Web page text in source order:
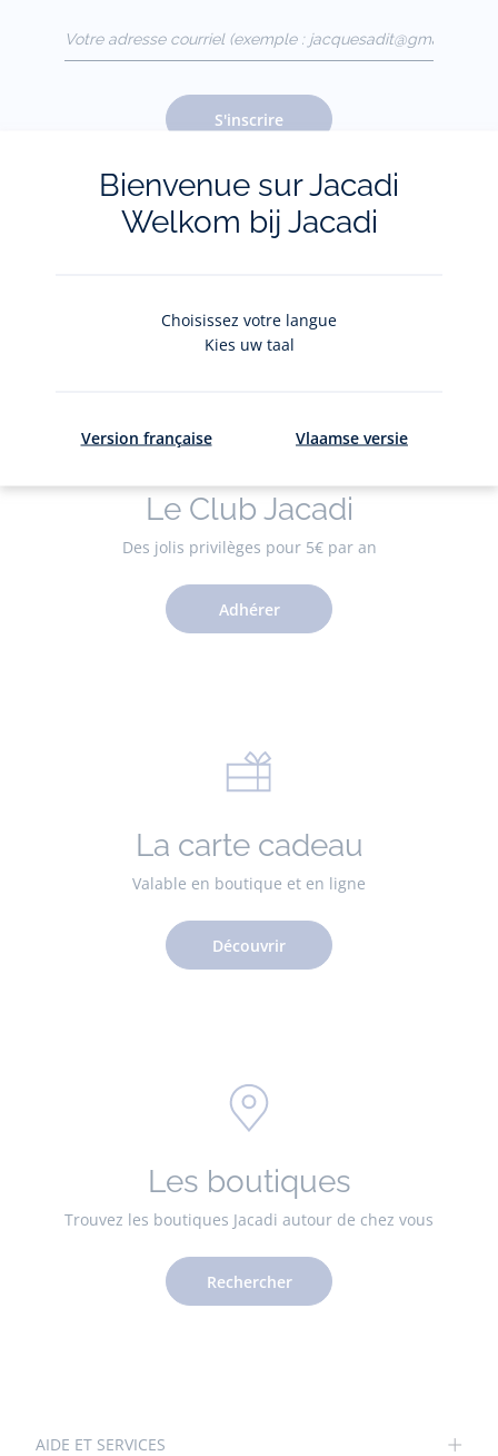
(exemple :
jacquesadit@gmail.com)
S'inscrire
Pour plus d'informations sur vos données personnelles,
ici.
Le Club Jacadi
Des jolis privilèges pour 5€ par an
Adhérer
La carte cadeau
Valable en boutique et en ligne
Découvrir
Les boutiques
Trouvez les boutiques Jacadi autour de chez vous
Rechercher
AIDE ET SERVICES
Bienvenue sur Jacadi
Welkom bij Jacadi
Choisissez votre langue
Kies uw taal
Version française Vlaamse versie